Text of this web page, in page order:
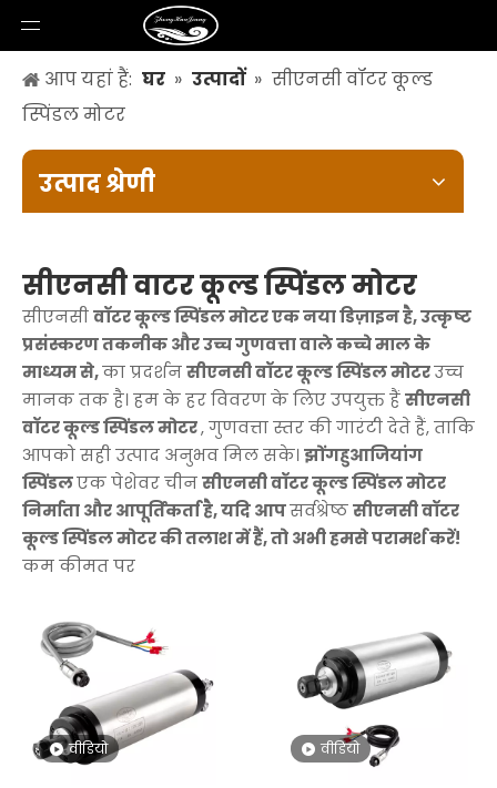
आप यहां हैं: घर » उत्पादों » सीएनसी वॉटर कूल्ड
स्पिंडल मोटर
उत्पाद श्रेणी
सीएनसी वाटर कूल्ड स्पिंडल मोटर
सीएनसीवॉटर कूल्ड स्पिंडल मोटर एक नया डिज़ाइन है, उत्कृष्ट
प्रसंस्करण तकनीक और उच्च गुणवत्ता वाले कच्चे माल के
माध्यम से,का प्रदर्शनसीएनसी वॉटर कूल्ड स्पिंडल मोटरउच्च
मानक तक है। हम के हर विवरण के लिए उपयुक्त हैंसीएनसी
वॉटर कूल्ड स्पिंडल मोटर, गुणवत्ता स्तर की गारंटी देते हैं, ताकि
आपको सही उत्पाद अनुभव मिल सके।झोंगहुआजियांग
स्पिंडलएक पेशेवर चीनसीएनसी वॉटर कूल्ड स्पिंडल मोटर
निर्माता और आपूर्तिकर्ता है, यदि आपसर्वश्रेष्ठसीएनसी वॉटर
कूल्ड स्पिंडल मोटर की तलाश में हैं, तो अभी हमसे परामर्श करें!
कम कीमत पर
वीडियो वीडियो